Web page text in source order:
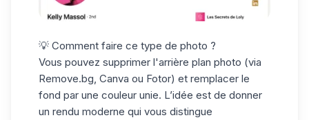
💡 Comment faire ce type de photo ?
Vous pouvez supprimer l'arrière plan photo (via
Remove.bg , Canva ou Fotor) et remplacer le
fond par une couleur unie. L’idée est de donner
un rendu moderne qui vous distingue